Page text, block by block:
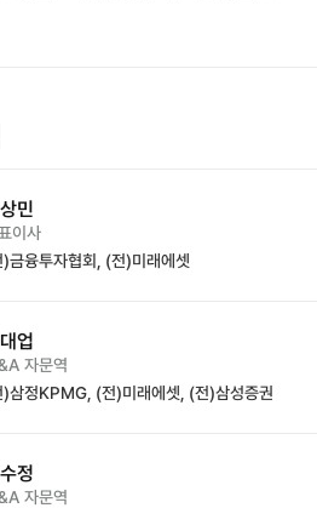
테크 | 브릿지코드 M&A센터·
민
이사
)금융투자협회, (전)미래에셋
업
자문역
)삼정KPMG, (전)미래에셋, (전)삼성증권
정
자문역